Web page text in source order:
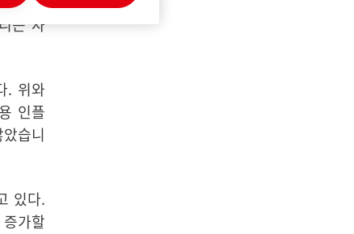
는 사
. 위와
인플
습니
있다.
가할